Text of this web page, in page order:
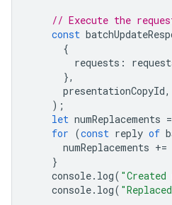
// Execute the
const
{
requests :
},
presentationCopyId,
);
let numReplacements =
for (const reply of
numReplacements +=
}
console. log(
console. log(